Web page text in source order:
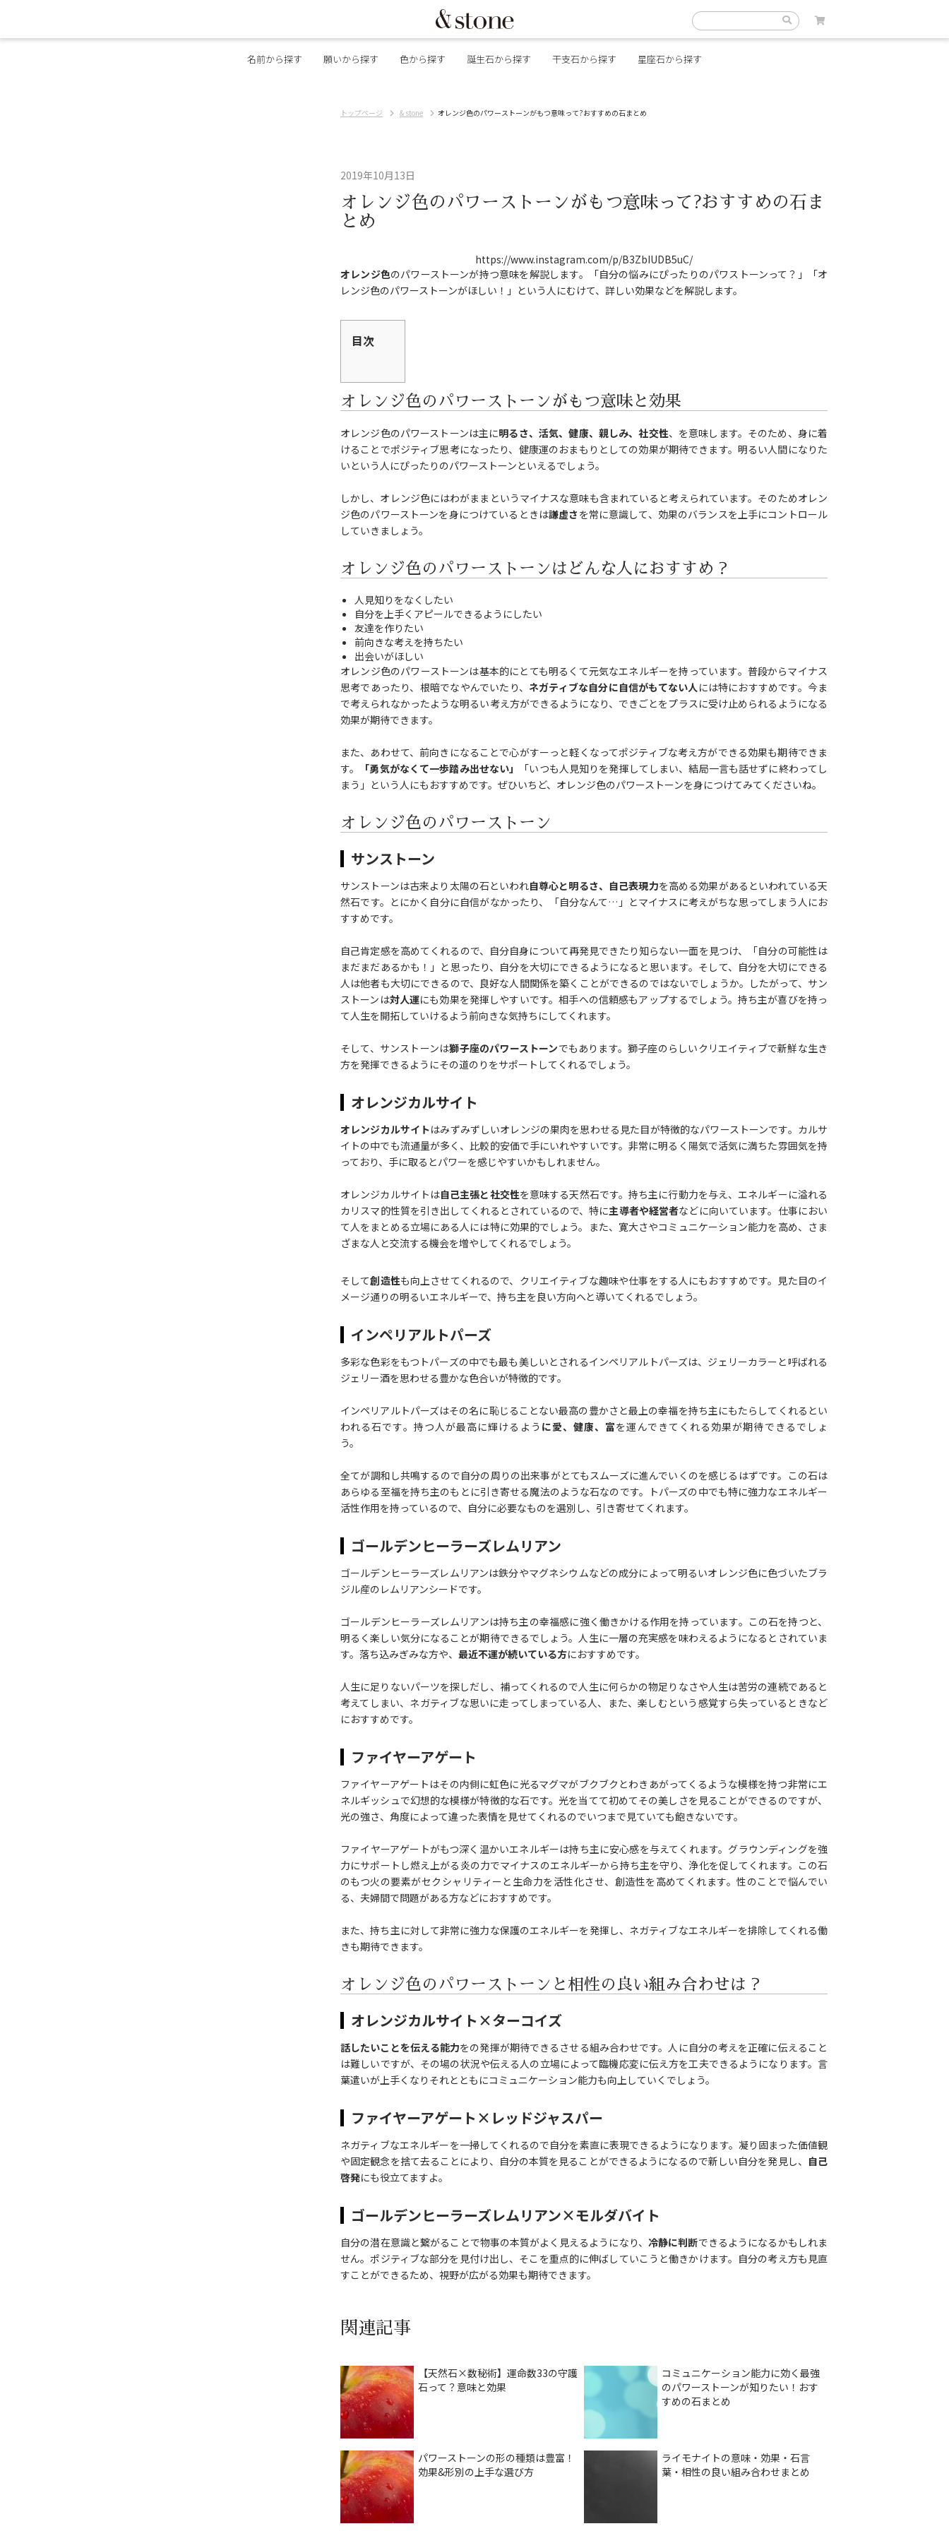
名前から探す 願いから探す 色から探す 誕生石から探す 干支石から探す 星座石から探す
トップページ & stone オレンジ色のパワーストーンがもつ意味って?おすすめの石まとめ
2019年10月13日
オレンジ色のパワーストーンがもつ意味って?おすすめの石ま
とめ
https://www.instagram.com/p/B3ZbIUDB5uC/
オレンジ色のパワーストーンが持つ意味を解説します。「自分の悩みにぴったりのパワストーンって？」「オ
レンジ色のパワーストーンがほしい！」という人にむけて、詳しい効果などを解説します。
目次
オレンジ色のパワーストーンがもつ意味と効果
オレンジ色のパワーストーンは主に明るさ、活気、健康、親しみ、社交性、を意味します。そのため、身に着
けることでポジティブ思考になったり、健康運のおまもりとしての効果が期待できます。明るい人間になりた
いという人にぴったりのパワーストーンといえるでしょう。
しかし、オレンジ色にはわがままというマイナスな意味も含まれていると考えられています。そのためオレン
ジ色のパワーストーンを身につけているときは謙虚さ を常に意識して、効果のバランスを上手にコントロール
していきましょう。
オレンジ色のパワーストーンはどんな人におすすめ？
人見知りをなくしたい
自分を上手くアピールできるようにしたい
友達を作りたい
前向きな考えを持ちたい
出会いがほしい
オレンジ色のパワーストーンは基本的にとても明るくて元気なエネルギーを持っています。普段からマイナス
思考であったり、根暗でなやんでいたり、 ネガティブな自分に自信がもてない人 には特におすすめです。今ま
で考えられなかったような明るい考え方ができるようになり、できごとをプラスに受け止められるようになる
効果が期待できます。
また、あわせて、前向きになることで心がすーっと軽くなってポジティブな考え方ができる効果も期待できま
す。
「勇気がなくて一歩踏み出せない」
「いつも人見知りを発揮してしまい、結局一言も話せずに終わってし
まう」という人にもおすすめです。ぜひいちど、オレンジ色のパワーストーンを身につけてみてくださいね。
オレンジ色のパワーストーン
サンストーン
サンストーンは古来より太陽の石といわれ自尊心と明るさ、自己表現力を高める効果があるといわれている天
然石です。とにかく自分に自信がなかったり、「自分なんて…」とマイナスに考えがちな思ってしまう人にお
すすめです。
自己肯定感を高めてくれるので、自分自身について再発見できたり知らない一面を見つけ、「自分の可能性は
まだまだあるかも！」と思ったり、自分を大切にできるようになると思います。そして、自分を大切にできる
人は他者も大切にできるので、良好な人間関係を築くことができるのではないでしょうか。したがって、サン
ストーンは対人運にも効果を発揮しやすいです。相手への信頼感もアップするでしょう。持ち主が喜びを持っ
て人生を開拓していけるよう前向きな気持ちにしてくれます。
そして、サンストーンは獅子座のパワーストーンでもあります。獅子座のらしいクリエイティブで新鮮な生き
方を発揮できるようにその道のりをサポートしてくれるでしょう。
オレンジカルサイト
オレンジカルサイトはみずみずしいオレンジの果肉を思わせる見た目が特徴的なパワーストーンです。カルサ
イトの中でも流通量が多く、比較的安価で手にいれやすいです。非常に明るく陽気で活気に満ちた雰囲気を持
っており、手に取るとパワーを感じやすいかもしれません。
オレンジカルサイトは自己主張と社交性を意味する天然石です。持ち主に行動力を与え、エネルギーに溢れる
カリスマ的性質を引き出してくれるとされているので、特に主導者や経営者などに向いています。仕事におい
て人をまとめる立場にある人には特に効果的でしょう。また、寛大さやコミュニケーション能力を高め、さま
ざまな人と交流する機会を増やしてくれるでしょう。
そして創造性も向上させてくれるので、クリエイティブな趣味や仕事をする人にもおすすめです。見た目のイ
メージ通りの明るいエネルギーで、持ち主を良い方向へと導いてくれるでしょう。
インペリアルトパーズ
多彩な色彩をもつトパーズの中でも最も美しいとされるインペリアルトパーズは、ジェリーカラーと呼ばれる
ジェリー酒を思わせる豊かな色合いが特徴的です。
インペリアルトパーズはその名に恥じることない最高の豊かさと最上の幸福を持ち主にもたらしてくれるとい
われる石です。持つ人が最高に輝けるよう に愛、健康、富を運んできてくれる効果が期待できるでしょ
う。
全てが調和し共鳴するので自分の周りの出来事がとてもスムーズに進んでいくのを感じるはずです。この石は
あらゆる至福を持ち主のもとに引き寄せる魔法のような石なのです。トパーズの中でも特に強力なエネルギー
活性作用を持っているので、自分に必要なものを選別し、引き寄せてくれます。
ゴールデンヒーラーズレムリアン
ゴールデンヒーラーズレムリアンは鉄分やマグネシウムなどの成分によって明るいオレンジ色に色づいたブラ
ジル産のレムリアンシードです。
ゴールデンヒーラーズレムリアンは持ち主の幸福感に強く働きかける作用を持っています。この石を持つと、
明るく楽しい気分になることが期待できるでしょう。人生に一層の充実感を味わえるようになるとされていま
す。落ち込みぎみな方や、 最近不運が続いている方におすすめです。
人生に足りないパーツを探しだし、補ってくれるので人生に何らかの物足りなさや人生は苦労の連続であると
考えてしまい、ネガティブな思いに走ってしまっている人、また、楽しむという感覚すら失っているときなど
におすすめです。
ファイヤーアゲート
ファイヤーアゲートはその内側に虹色に光るマグマがブクブクとわきあがってくるような模様を持つ非常にエ
ネルギッシュで幻想的な模様が特徴的な石です。光を当てて初めてその美しさを見ることができるのですが、
光の強さ、角度によって違った表情を見せてくれるのでいつまで見ていても飽きないです。
ファイヤーアゲートがもつ深く温かいエネルギーは持ち主に安心感を与えてくれます。グラウンディングを強
力にサポートし燃え上がる炎の力でマイナスのエネルギーから持ち主を守り、浄化を促してくれます。この石
のもつ火の要素がセクシャリティーと生命力を活性化させ、創造性を高めてくれます。性のことで悩んでい
る、夫婦間で問題がある方などにおすすめです。
また、持ち主に対して非常に強力な保護のエネルギーを発揮し、ネガティブなエネルギーを排除してくれる働
きも期待できます。
オレンジ色のパワーストーンと相性の良い組み合わせは？
オレンジカルサイト×ターコイズ
話したいことを伝える能力をの発揮が期待できるさせる組み合わせです。人に自分の考えを正確に伝えること
は難しいですが、その場の状況や伝える人の立場によって臨機応変に伝え方を工夫できるようになります。言
葉遣いが上手くなりそれとともにコミュニケーション能力も向上していくでしょう。
ファイヤーアゲート×レッドジャスパー
ネガティブなエネルギーを一掃してくれるので自分を素直に表現できるようになります。凝り固まった価値観
や固定観念を捨て去ることにより、自分の本質を見ることができるようになるので新しい自分を発見し、 自己
啓発にも役立てますよ。
ゴールデンヒーラーズレムリアン×モルダバイト
自分の潜在意識と繋がることで物事の本質がよく見えるようになり、 冷静に判断できるようになるかもしれま
せん。ポジティブな部分を見付け出し、そこを重点的に伸ばしていこうと働きかけます。自分の考え方も見直
すことができるため、視野が広がる効果も期待できます。
関連記事
【天然石×数秘術】運命数33の守護
石って？意味と効果
コミュニケーション能力に効く最強
のパワーストーンが知りたい！おす
すめの石まとめ
パワーストーンの形の種類は豊富！
効果&形別の上手な選び方
ライモナイトの意味・効果・石言
葉・相性の良い組み合わせまとめ